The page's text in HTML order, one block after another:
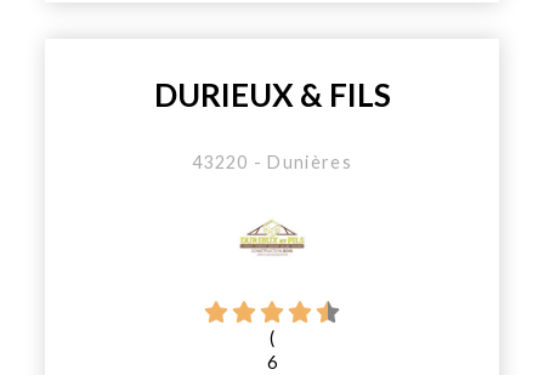
DURIEUX & FILS
43220 - Dunières
(
6